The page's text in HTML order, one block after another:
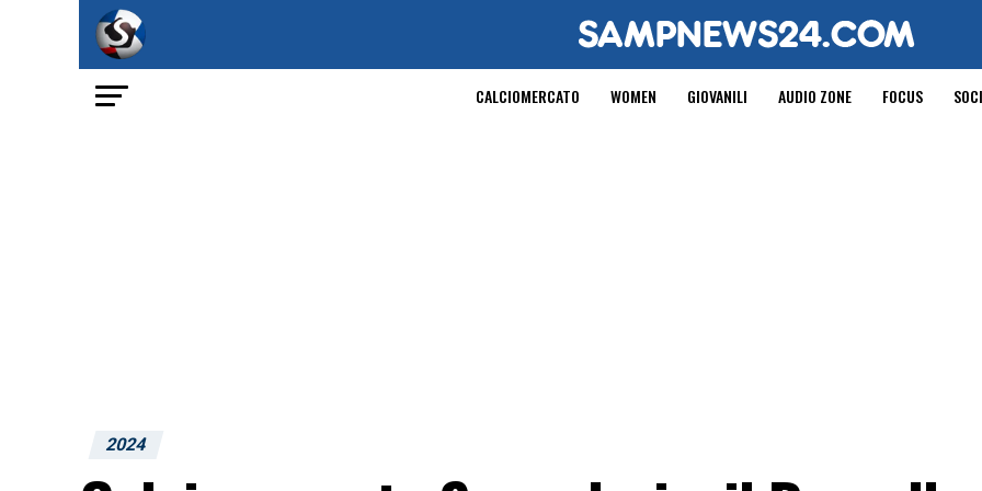
CALCIOMERCATO WOMEN GIOVANILI AUDIO ZONE FOCUS
2024